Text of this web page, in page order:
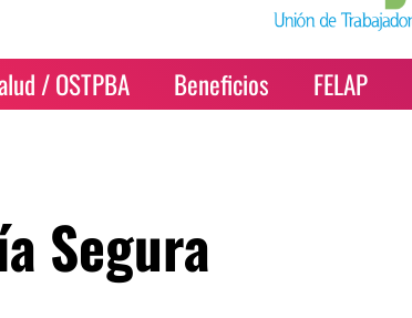
/ OSTPBA Beneficios FELAP
Segura